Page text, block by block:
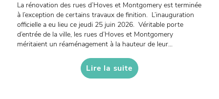
La rénovation des rues d’Hoves et Montgomery est terminée
à l’exception de certains travaux de finition. L’inauguration
officielle a eu lieu ce jeudi 25 juin 2026. Véritable porte
d’entrée de la ville, les rues d’Hoves et Montgomery
méritaient un réaménagement à la hauteur de leur...
Lire la suite